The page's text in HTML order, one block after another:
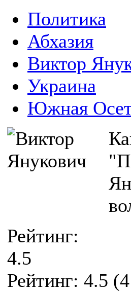
Политика
Абхазия
Виктор
Украина
Южная
Рейтинг:
4.5
Рейтинг: 4.5 (4